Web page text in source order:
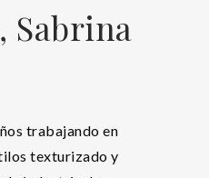
Sabrina
trabajando en
texturizado y